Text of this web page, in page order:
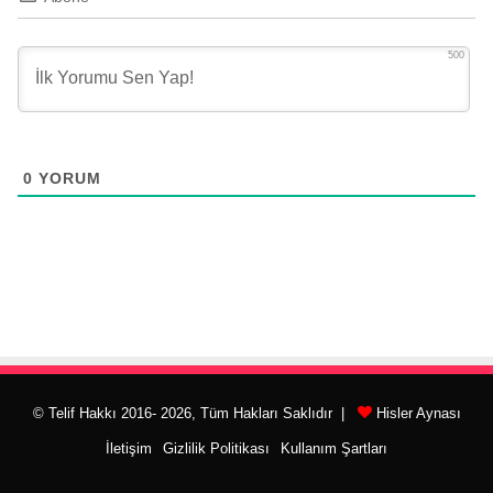
500
0 YORUM
© Telif Hakkı 2016- 2026, Tüm Hakları Saklıdır | Hisler Aynası
İletişim Gizlilik Politikası Kullanım Şartları